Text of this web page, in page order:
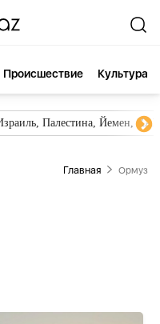
Происшествие Культура
Южный Кавказ, Грузия,
Главная Ормуз